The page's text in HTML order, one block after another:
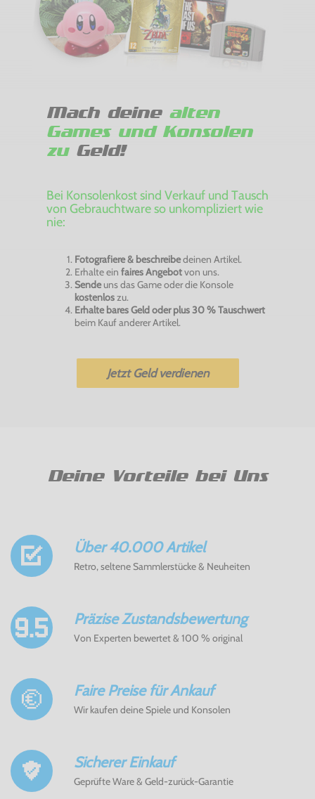
Mach deine alten
Games und Konsolen
zuGeld!
Bei Konsolenkost sind Verkauf und Tausch
von Gebrauchtware so unkompliziert wie
nie:
Fotografiere & beschreibedeinen Artikel.
Erhalte ein faires Angebotvon uns.
Sendeuns das Game oder die Konsole
kostenloszu.
Erhalte bares Geld oder plus 30 % Tauschwert
beim Kauf anderer Artikel.
Jetzt Geld verdienen
Deine Vorteile bei Uns
Über 40.000 Artikel
Retro, seltene Sammlerstücke & Neuheiten
Präzise Zustandsbewertung
Von Experten bewertet & 100 % original
Faire Preise für Ankauf
Wir kaufen deine Spiele und Konsolen
Sicherer Einkauf
Geprüfte Ware & Geld-zurück-Garantie